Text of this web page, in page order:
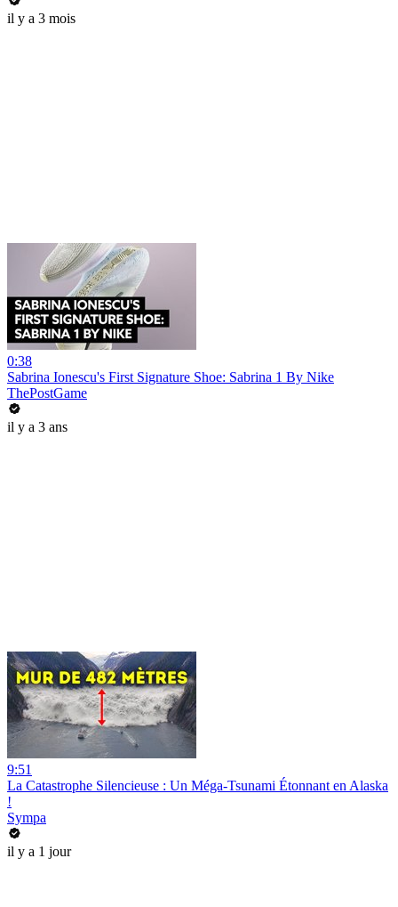
il y a 3 mois
0:38
Sabrina Ionescu's First Signature Shoe: Sabrina 1 By Nike
ThePostGame
il y a 3 ans
9:51
La Catastrophe Silencieuse : Un Méga-Tsunami Étonnant en Alaska
!
Sympa
il y a 1 jour